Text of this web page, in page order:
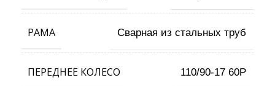
РАМА Сварная из стальных труб
ПЕРЕДНЕЕ КОЛЕСО 110/90-17 60P